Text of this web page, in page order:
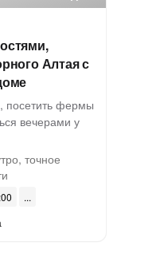
Алтая с
посетить фермы
вечерами у
точное